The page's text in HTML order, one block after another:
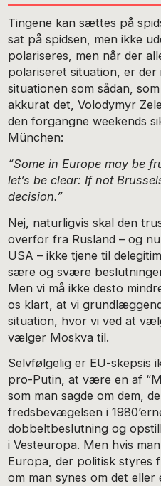
Tingene kan sættes på
sat på spidsen, men ikke
polariseres, men når der
polariseret situation, er der
situationen som sådan,
akkurat det, Volodymyr
den forgangne weekends
München:
“Some in Europe may be
let’s be clear: If not
decision.”
Nej, naturligvis skal den
overfor fra Rusland – og
USA – ikke tjene til
sære og svære
Men vi må ikke desto
os klart, at vi
situation, hvor vi ved at
vælger Moskva til.
Selvfølgelig er EU-skepsis
pro-Putin, at være en af
som man sagde om dem,
fredsbevægelsen i
dobbeltbeslutning og
i Vesteuropa. Men hvis
Europa, der politisk styres
om man synes om det